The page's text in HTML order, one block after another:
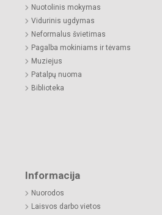
Nuotolinis mokymas
Vidurinis ugdymas
Neformalus švietimas
Pagalba mokiniams ir tėvams
Muziejus
Patalpų nuoma
Biblioteka
Informacija
Nuorodos
Laisvos darbo vietos